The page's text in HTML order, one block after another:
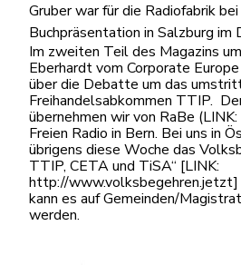
Gruber war für die Radiofabrik
Buchpräsentation in Salzburg im
Im zweiten Teil des Magazins
Eberhardt vom Corporate
über die Debatte um das
Freihandelsabkommen TTIP.
übernehmen wir von RaBe
Freien Radio in Bern. Bei uns in
übrigens diese Woche das
TTIP, CETA und TiSA“ [LINK:
http://www.volksbegehren.jetzt]
kann es auf Gemeinden/
werden.